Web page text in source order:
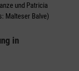
und Patricia
Malteser Balve)
in